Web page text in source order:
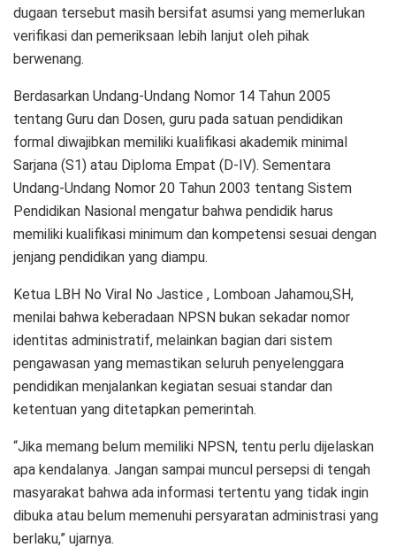
dugaan tersebut masih bersifat asumsi yang memerlukan
verifikasi dan pemeriksaan lebih lanjut oleh pihak
berwenang.
Berdasarkan Undang-Undang Nomor 14 Tahun 2005
tentang Guru dan Dosen, guru pada satuan pendidikan
formal diwajibkan memiliki kualifikasi akademik minimal
Sarjana (S1) atau Diploma Empat (D-IV). Sementara
Undang-Undang Nomor 20 Tahun 2003 tentang Sistem
Pendidikan Nasional mengatur bahwa pendidik harus
memiliki kualifikasi minimum dan kompetensi sesuai dengan
jenjang pendidikan yang diampu.
Ketua LBH No Viral No Jastice , Lomboan Jahamou,SH,
menilai bahwa keberadaan NPSN bukan sekadar nomor
identitas administratif, melainkan bagian dari sistem
pengawasan yang memastikan seluruh penyelenggara
pendidikan menjalankan kegiatan sesuai standar dan
ketentuan yang ditetapkan pemerintah.
“Jika memang belum memiliki NPSN, tentu perlu dijelaskan
apa kendalanya. Jangan sampai muncul persepsi di tengah
masyarakat bahwa ada informasi tertentu yang tidak ingin
dibuka atau belum memenuhi persyaratan administrasi yang
berlaku,” ujarnya.